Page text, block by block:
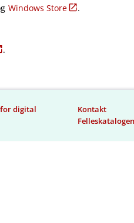
Windows Store .
.
digital
Kontakt
Felleskatalogen